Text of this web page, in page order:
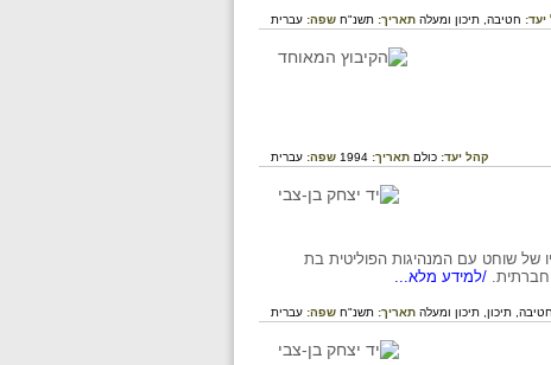
חטיבה, תיכון ומעלה תאריך: תשנ"ח שפה: עברית
קהל יעד: כולם תאריך: 1994 שפה: עברית
של שוחט עם המנהיגות הפוליטית בת
/למידע מלא...
חטיבה, תיכון, תיכון ומעלה תאריך: תשנ"ח שפה: עברית